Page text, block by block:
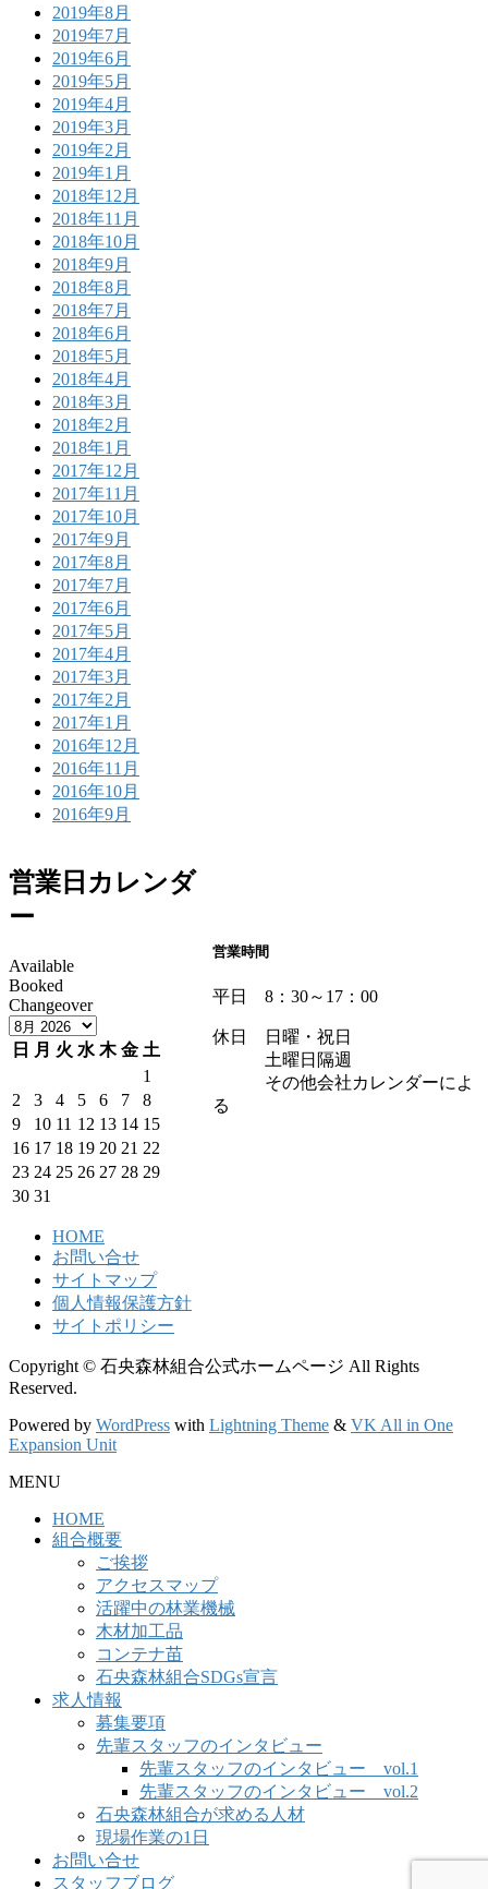
2019年8月
2019年7月
2019年6月
2019年5月
2019年4月
2019年3月
2019年2月
2019年1月
2018年12月
2018年11月
2018年10月
2018年9月
2018年8月
2018年7月
2018年6月
2018年5月
2018年4月
2018年3月
2018年2月
2018年1月
2017年12月
2017年11月
2017年10月
2017年9月
2017年8月
2017年7月
2017年6月
2017年5月
2017年4月
2017年3月
2017年2月
2017年1月
2016年12月
2016年11月
2016年10月
2016年9月
営業日カレンダ
ー
Available
Booked
Changeover
日 月 火 水 木 金 土
1
2
3 4 5 6 7
8
9
10 11 12 13 14 15
16 17 18 19 20 21 22
23 24 25 26 27 28 29
30 31
営業時間
平日 8：30～17：00
休日 日曜・祝日
土曜日隔週
その他会社カレンダーによ
る
HOME
お問い合せ
サイトマップ
個人情報保護方針
サイトポリシー
Copyright © 石央森林組合公式ホームページ All Rights
Reserved.
Powered by WordPress with Lightning Theme & VK All in One
Expansion Unit
MENU
HOME
組合概要
ご挨拶
アクセスマップ
活躍中の林業機械
木材加工品
コンテナ苗
石央森林組合SDGs宣言
求人情報
募集要項
先輩スタッフのインタビュー
先輩スタッフのインタビュー vol.1
先輩スタッフのインタビュー vol.2
石央森林組合が求める人材
現場作業の1日
お問い合せ
スタッフブログ